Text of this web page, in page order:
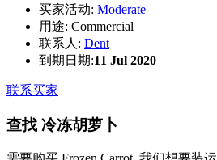
买家活动: Moderate
用途: Commercial
联系人: Dent
到期日期:11 Jul 2020
联系买家
查找 冷冻胡萝卜